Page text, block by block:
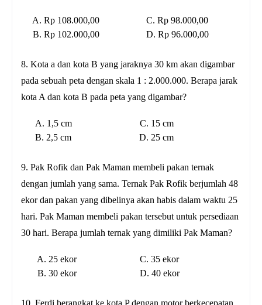
A. Rp 108.000,00 C. Rp 98.000,00
B. Rp 102.000,00 D. Rp 96.000,00
8. Kota a dan kota B yang jaraknya 30 km akan digambar
pada sebuah peta dengan skala 1 : 2.000.000. Berapa jarak
kota A dan kota B pada peta yang digambar?
A. 1,5 cm C. 15 cm
B. 2,5 cm D. 25 cm
9. Pak Rofik dan Pak Maman membeli pakan ternak
dengan jumlah yang sama. Ternak Pak Rofik berjumlah 48
ekor dan pakan yang dibelinya akan habis dalam waktu 25
hari. Pak Maman membeli pakan tersebut untuk persediaan
30 hari. Berapa jumlah ternak yang dimiliki Pak Maman?
A. 25 ekor C. 35 ekor
B. 30 ekor D. 40 ekor